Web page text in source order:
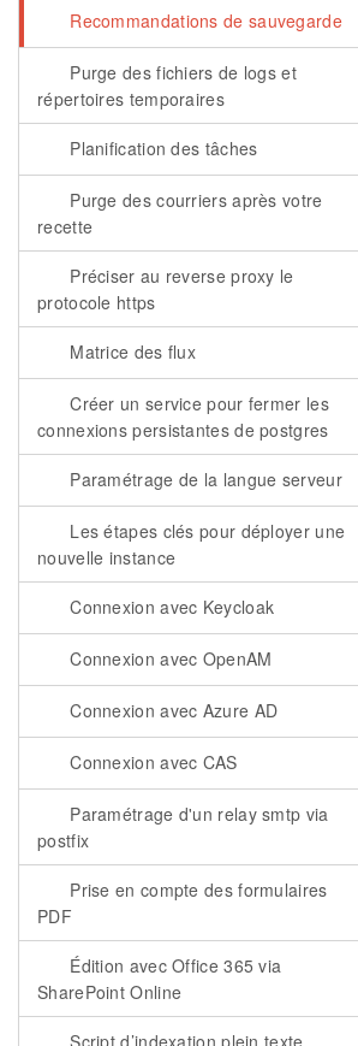
Recommandations de sauvegarde
Purge des fichiers de logs et
répertoires temporaires
Planification des tâches
Purge des courriers après votre
recette
Préciser au reverse proxy le
protocole https
Matrice des flux
Créer un service pour fermer les
connexions persistantes de postgres
Paramétrage de la langue serveur
Les étapes clés pour déployer une
nouvelle instance
Connexion avec Keycloak
Connexion avec OpenAM
Connexion avec Azure AD
Connexion avec CAS
Paramétrage d'un relay smtp via
postfix
Prise en compte des formulaires
PDF
Édition avec Office 365 via
SharePoint Online
Script d’indexation plein texte